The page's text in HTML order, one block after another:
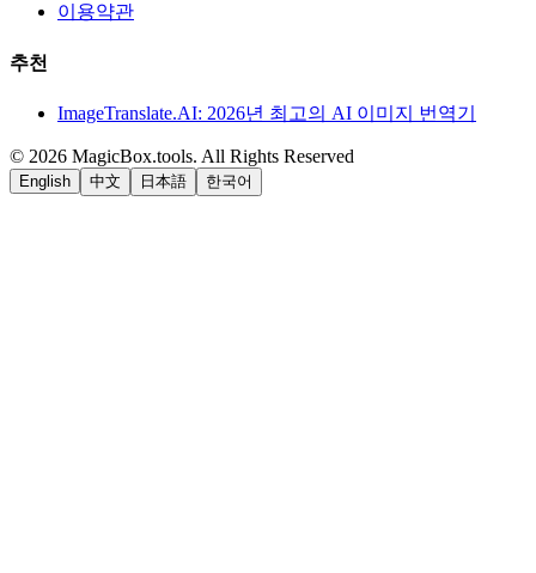
이용약관
추천
ImageTranslate.AI: 2026년 최고의 AI 이미지 번역기
© 2026 MagicBox.tools. All Rights Reserved
English 中文 日本語 한국어